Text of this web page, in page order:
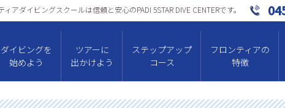
ィアダイビングスクールは信頼と安⼼のPADI 5STAR DIVE CENTERです。
ダイビングを
始めよう
ツアーに
出かけよう
ステップアップ
コース
フロンティアの
特徴